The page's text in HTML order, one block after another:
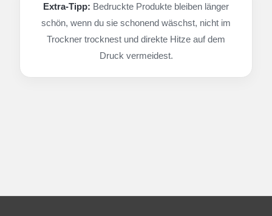
Extra-Tipp: Bedruckte Produkte bleiben länger
schön, wenn du sie schonend wäschst, nicht im
Trockner trocknest und direkte Hitze auf dem
Druck vermeidest.